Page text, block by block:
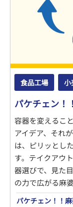
食品工場 小
パケチェン！
容器を変えるこ
アイデア、それ
は、ピリッとし
す。テイクアウ
器選びで、見た
の力で広がる麻
パケチェン！！